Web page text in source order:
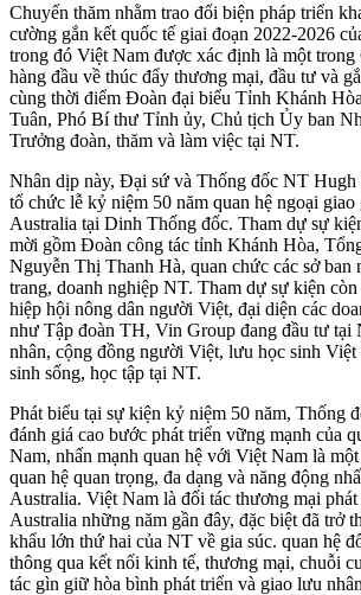
Chuyến thăm nhằm trao đổi biện pháp triển
cường gắn kết quốc tế giai đoạn 2022-2026
trong đó Việt Nam được xác định là một trong
hàng đầu về thúc đẩy thương mại, đầu tư và
cùng thời điểm Đoàn đại biểu Tỉnh Khánh
Tuân, Phó Bí thư Tỉnh ủy, Chủ tịch Ủy ban
Trưởng đoàn, thăm và làm việc tại NT.
Nhân dịp này, Đại sứ và Thống đốc NT Hugh
tổ chức lễ kỷ niệm 50 năm quan hệ ngoại
Australia tại Dinh Thống đốc. Tham dự sự
mời gồm Đoàn công tác tỉnh Khánh Hòa,
Nguyễn Thị Thanh Hà, quan chức các sở ban
trang, doanh nghiệp NT. Tham dự sự kiện còn
hiệp hội nông dân người Việt, đại diện các
như Tập đoàn TH, Vin Group đang đầu tư tại
nhân, cộng đồng người Việt, lưu học sinh Việt
sinh sống, học tập tại NT.
Phát biểu tại sự kiện kỷ niệm 50 năm, Thống
đánh giá cao bước phát triển vững mạnh của
Nam, nhấn mạnh quan hệ với Việt Nam là
quan hệ quan trọng, đa dạng và năng động
Australia. Việt Nam là đối tác thương mại phát
Australia những năm gần đây, đặc biệt đã trở
khẩu lớn thứ hai của NT về gia súc. quan hệ
thông qua kết nối kinh tế, thương mại, chuỗi
tác gìn giữ hòa bình phát triển và giao lưu